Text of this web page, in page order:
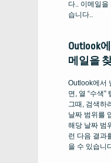
다.. 이메일
습니다..
Outlook
메일을
Outlook에서
면, 열 “수색”
그때, 검색하
날짜 범위를
해당 날짜 범
런 다음 결과
을 수 있습니